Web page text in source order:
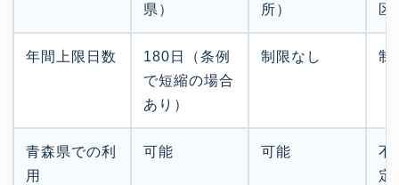
県） 所） 区
年間上限日数
180日（条例
で短縮の場合
あり）
制限なし 制
青森県での利
用
可能 可能
不
定